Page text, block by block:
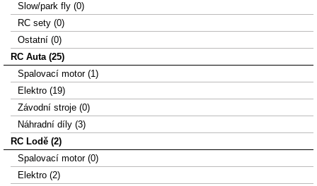
Slow/park fly (0)
RC sety (0)
Ostatní (0)
RC Auta (25)
Spalovací motor (1)
Elektro (19)
Závodní stroje (0)
Náhradní díly (3)
RC Lodě (2)
Spalovací motor (0)
Elektro (2)